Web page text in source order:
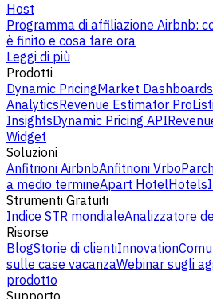
Host
Programma di affiliazione Airbnb:
è finito e cosa fare ora
Leggi di più
Prodotti
Dynamic PricingMarket Dashboards
AnalyticsRevenue Estimator Pro
InsightsDynamic Pricing API
Widget
Soluzioni
Anfitrioni AirbnbAnfitrioni Vrbo
a medio termineApart HotelHotels
Strumenti Gratuiti
Indice STR mondialeAnalizzatore
Risorse
BlogStorie di clientiInnovation
sulle case vacanzaWebinar sugli
prodotto